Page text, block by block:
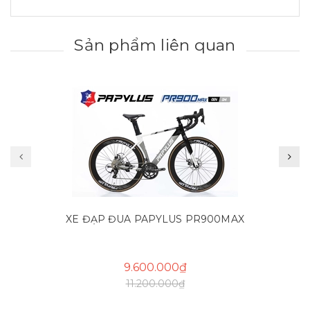
Sản phẩm liên quan
XE ĐẠP ĐUA PAPYLUS PR900MAX
9.600.000₫
11.200.000₫